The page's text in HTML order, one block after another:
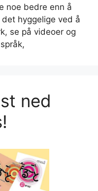
noe bedre enn å
hyggelige ved å
se på videoer og
ned